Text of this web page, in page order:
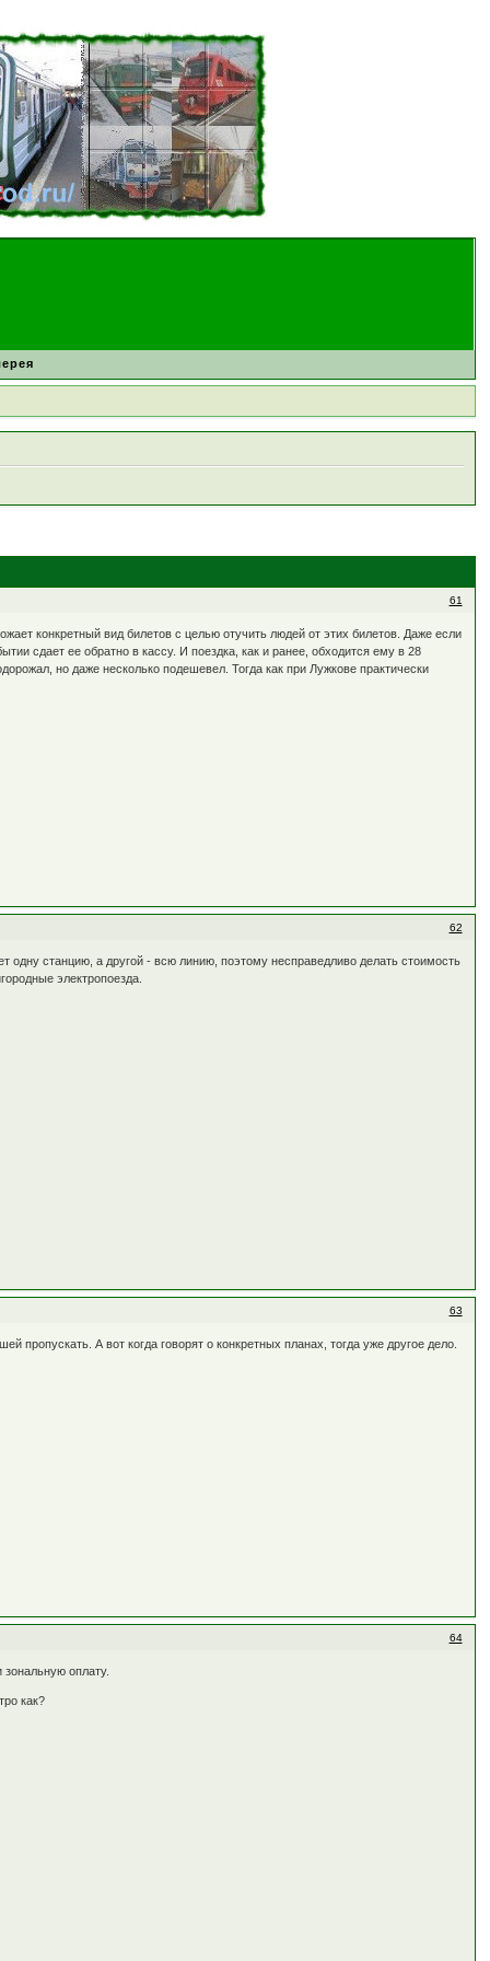
61
конкретный вид билетов с целью отучить людей от этих билетов. Даже если
сдает ее обратно в кассу. И поездка, как и ранее, обходится ему в 28
но даже несколько подешевел. Тогда как при Лужкове практически
62
одну станцию, а другой - всю линию, поэтому несправедливо делать стоимость
электропоезда.
63
А вот когда говорят о конкретных планах, тогда уже другое дело.
64
оплату.
как?